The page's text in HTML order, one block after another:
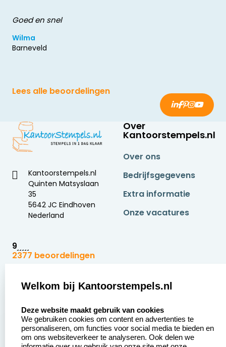
Goed en snel
Wilma
Barneveld
Lees alle beoordelingen
Kantoorstempels.nl
Quinten Matsyslaan
35
5642 JC Eindhoven
Nederland
9
2377 beoordelingen
Over
Kantoorstempels.nl
Over ons
Bedrijfsgegevens
Extra informatie
Onze vacatures
Zakelijk:
Aanvraag op maat
Betaling &
Verzending
Klantenservice:
Contact opnemen
Veel gestelde vragen
Retourneren
Welkom bij Kantoorstempels.nl
Deze website maakt gebruik van cookies
We gebruiken cookies om content en advertenties te
personaliseren, om functies voor social media te bieden en
om ons websiteverkeer te analyseren. Ook delen we